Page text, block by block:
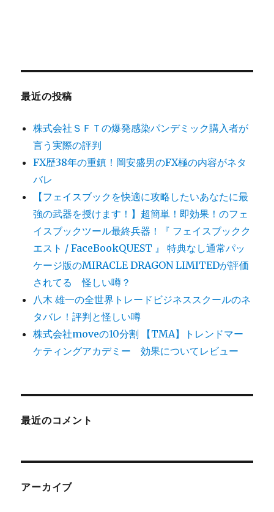
最近の投稿
株式会社ＳＦＴの爆発感染パンデミック購入者が
言う実際の評判
FX歴38年の重鎮！岡安盛男のFX極の内容がネタ
バレ
【フェイスブックを快適に攻略したいあなたに最
強の武器を授けます！】超簡単！即効果！のフェ
イスブックツール最終兵器！『 フェイスブックク
エスト / FaceBookQUEST 』 特典なし通常パッ
ケージ版のMIRACLE DRAGON LIMITEDが評価
されてる 怪しい噂？
八木 雄一の全世界トレードビジネススクールのネ
タバレ！評判と怪しい噂
株式会社moveの10分割 【TMA】トレンドマー
ケティングアカデミー 効果についてレビュー
最近のコメント
アーカイブ